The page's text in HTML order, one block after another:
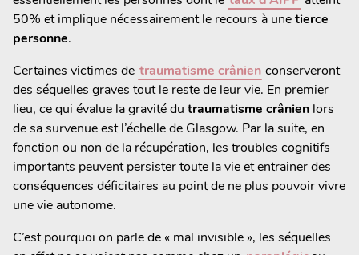
50% et implique nécessairement le recours à unetierce
personne.
Certaines victimes de traumatisme crânien conserveront
des séquelles graves tout le reste de leur vie. En premier
lieu, ce qui évalue la gravité du traumatisme crânien lors
de sa survenue est l’échelle de Glasgow. Par la suite, en
fonction ou non de la récupération, les troubles cognitifs
importants peuvent persister toute la vie et entrainer des
conséquences déficitaires au point de ne plus pouvoir vivre
une vie autonome.
C’est pourquoi on parle de « mal invisible », les séquelles